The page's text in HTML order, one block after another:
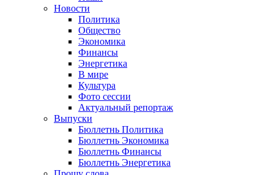
Новости
Политика
Общество
Экономика
Финансы
Энергетика
В мире
Культура
Фото сессии
Актуальный репортаж
Выпуски
Бюллетнь Политика
Бюллетнь Экономика
Бюллетнь Финансы
Бюллетнь Энергетика